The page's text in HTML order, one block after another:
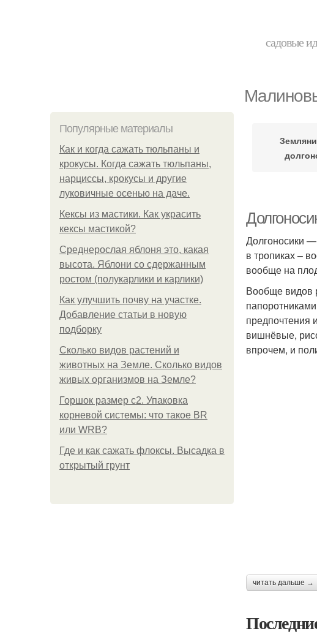
садовые
Популярные материалы
Как и когда сажать тюльпаны и
крокусы. Когда сажать тюльпаны,
нарциссы, крокусы и другие
луковичные осенью на даче.
Кексы из мастики. Как украсить
кексы мастикой?
Среднерослая яблоня это, какая
высота. Яблони со сдержанным
ростом (полукарлики и карлики)
Как улучшить почву на участке.
Добавление статьи в новую
подборку
Сколько видов растений и
животных на Земле. Сколько видов
живых организмов на Земле?
Горшок размер с2. Упаковка
корневой системы: что такое BR
или WRB?
Где и как сажать флоксы. Высадка в
открытый грунт
Долгоносики —
в тропиках –
вообще на
Вообще видов
предпочтения
вишнёвые,
впрочем, и
читать дальше →